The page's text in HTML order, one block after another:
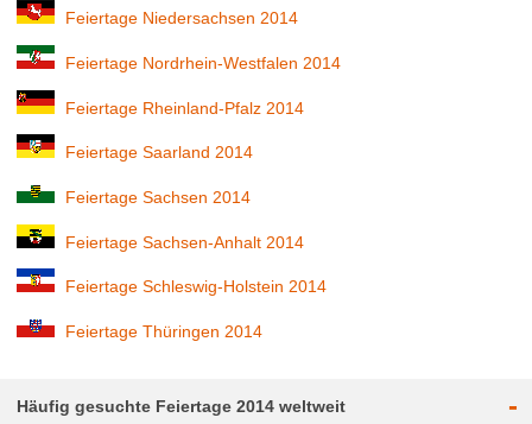
Feiertage Niedersachsen 2014
Feiertage Nordrhein-Westfalen 2014
Feiertage Rheinland-Pfalz 2014
Feiertage Saarland 2014
Feiertage Sachsen 2014
Feiertage Sachsen-Anhalt 2014
Feiertage Schleswig-Holstein 2014
Feiertage Thüringen 2014
Häufig gesuchte Feiertage 2014 weltweit -